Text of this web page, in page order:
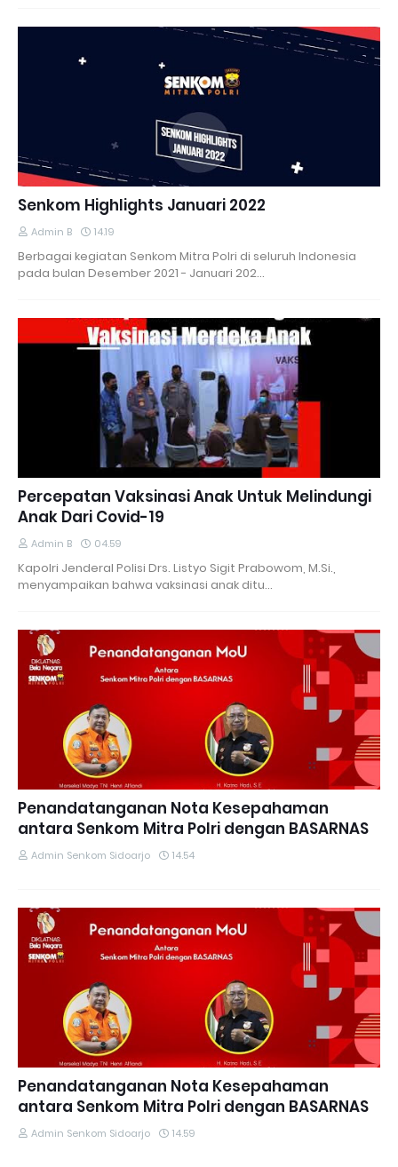
Senkom Highlights Januari 2022
Admin B 14.19
Berbagai kegiatan Senkom Mitra Polri di seluruh Indonesia
pada bulan Desember 2021 - Januari 202…
Percepatan Vaksinasi Anak Untuk Melindungi
Anak Dari Covid-19
Admin B 04.59
Kapolri Jenderal Polisi Drs. Listyo Sigit Prabowom, M.Si.,
menyampaikan bahwa vaksinasi anak ditu…
Penandatanganan Nota Kesepahaman
antara Senkom Mitra Polri dengan BASARNAS
Admin Senkom Sidoarjo 14.54
Penandatanganan Nota Kesepahaman
antara Senkom Mitra Polri dengan BASARNAS
Admin Senkom Sidoarjo 14.59